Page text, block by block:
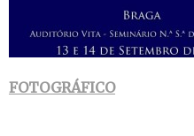
FOTOGRÁFICO